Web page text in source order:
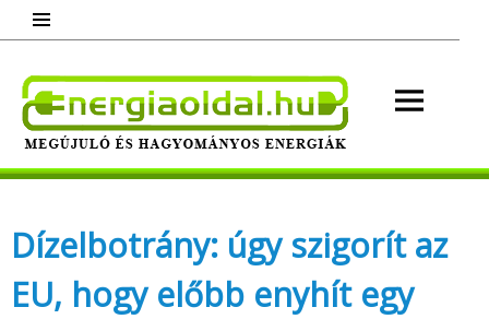
content
Megújuló és hagyományos energiák.
Dízelbotrány: úgy szigorít az
EU, hogy előbb enyhít egy